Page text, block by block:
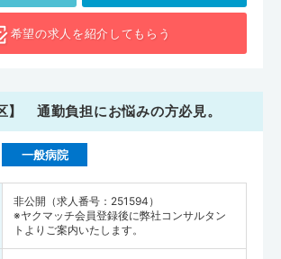
希望の求人を紹介してもらう
】 通勤負担にお悩みの方必見。
一般病院
非公開（求人番号：251594）
※ヤクマッチ会員登録後に弊社コンサルタン
トよりご案内いたします。